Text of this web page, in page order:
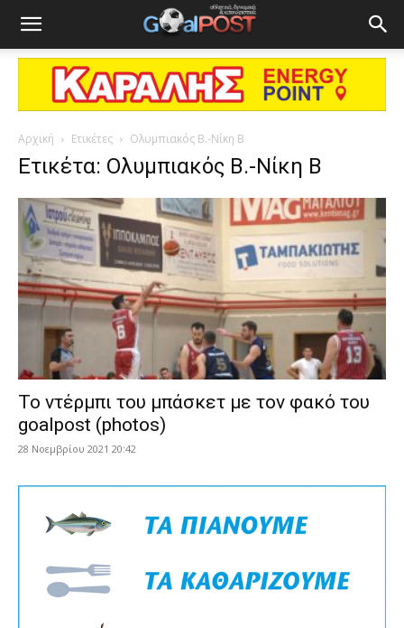
Αρχική Ετικέτες Ολυμπιακός Β.-Νίκη Β
Ετικέτα: Ολυμπιακός Β.-Νίκη Β
Το ντέρμπι του μπάσκετ με τον φακό του
goalpost (photos)
28 Νοεμβρίου 2021 20:42